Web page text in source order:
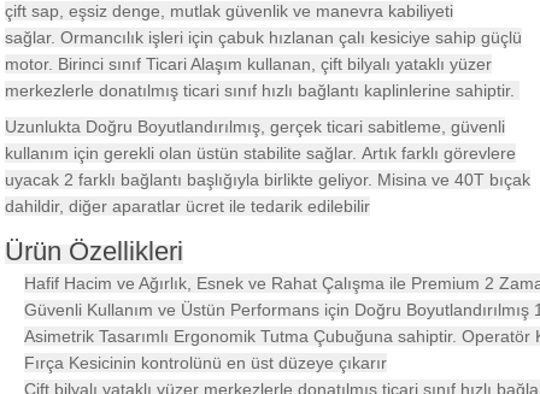
Makinesi
çift sap, eşsiz denge, mutlak güvenlik ve manevra kabiliyeti
sağlar. Ormancılık işleri için çabuk hızlanan çalı kesiciye sahip güçlü
motor. Birinci sınıf Ticari Alaşım kullanan, çift bilyalı yataklı yüzer
merkezlerle donatılmış ticari sınıf hızlı bağlantı kaplinlerine sahiptir.
Uzunlukta Doğru Boyutlandırılmış, gerçek ticari sabitleme, güvenli
kullanım için gerekli olan üstün stabilite sağlar. Artık farklı görevlere
uyacak 2 farklı bağlantı başlığıyla birlikte geliyor. Misina ve 40T bıçak
dahildir, diğer aparatlar ücret ile tedarik edilebilir
Ürün Özellikleri
Hafif Hacim ve Ağırlık, Esnek ve Rahat Çalışma ile Premium 2
Güvenli Kullanım ve Üstün Performans için Doğru Boyutlandırılmış
Asimetrik Tasarımlı Ergonomik Tutma Çubuğuna sahiptir. Operatör
Fırça Kesicinin kontrolünü en üst düzeye çıkarır
Çift bilyalı yataklı yüzer merkezlerle donatılmış ticari sınıf hızlı